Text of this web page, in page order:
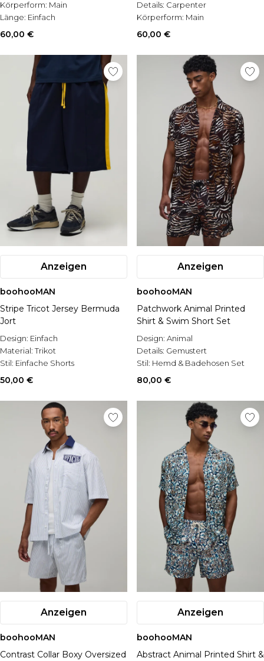
Körperform: Main
Länge: Einfach
60,00 €
Details: Carpenter
Körperform: Main
60,00 €
Anzeigen
boohooMAN
Stripe Tricot Jersey Bermuda
Jort
Design: Einfach
Material:Trikot
Stil: Einfache Shorts
50,00 €
Anzeigen
boohooMAN
Patchwork Animal Printed
Shirt & Swim Short Set
Design: Animal
Details: Gemustert
Stil: Hemd & Badehosen Set
80,00 €
Anzeigen
boohooMAN
Contrast Collar Boxy Oversized
Anzeigen
boohooMAN
Abstract Animal Printed Shirt &